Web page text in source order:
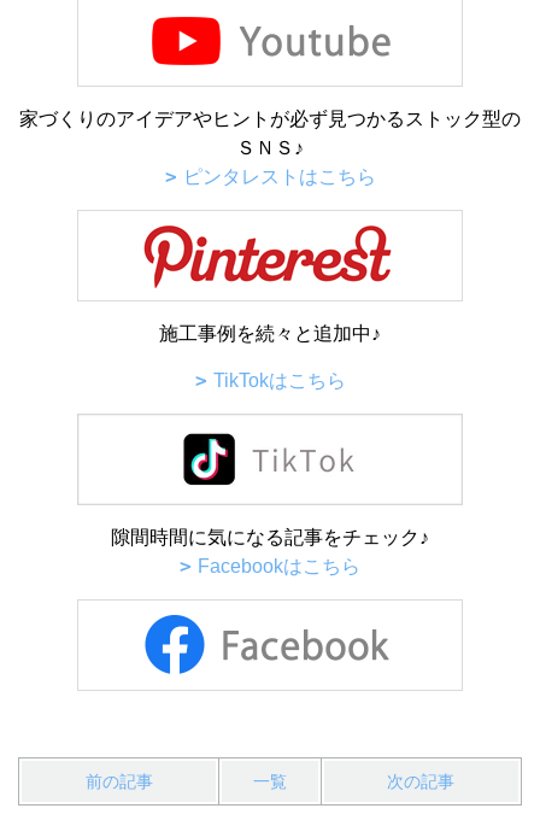
家づくりのアイデアやヒントが必ず見つかるストック型の
ＳＮＳ♪
ピンタレストはこちら
施工事例を続々と追加中♪
TikTokはこちら
隙間時間に気になる記事をチェック♪
Facebookはこちら
前の記事 一覧 次の記事